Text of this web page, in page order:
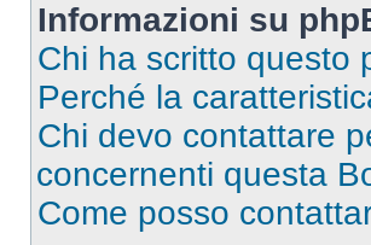
Informazioni su
Chi ha scritto questo
Perché la
Chi devo contattare
concernenti questa
Come posso